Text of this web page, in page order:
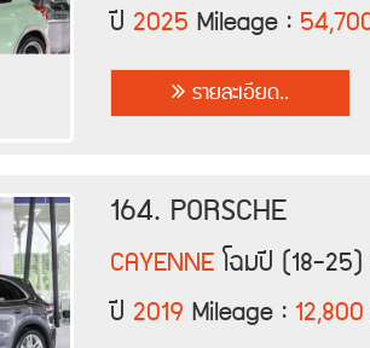
ปี 2025 Mileage :
รายละเอียด..
164. PORSCHE
CAYENNEโฉมปี (18-
ปี 2019 Mileage : 12,800